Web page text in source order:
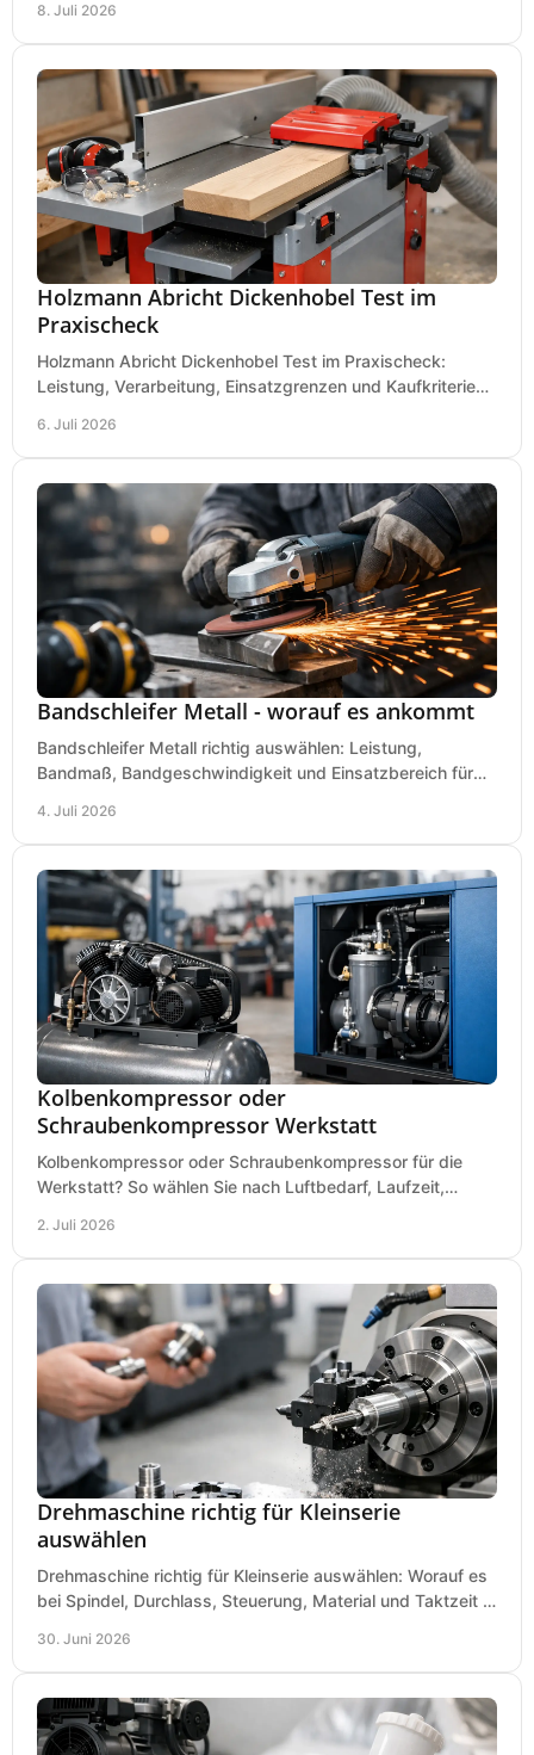
8. Juli 2026
Holzmann Abricht Dickenhobel Test im
Praxischeck
Holzmann Abricht Dickenhobel Test im Praxischeck:
Leistung, Verarbeitung, Einsatzgrenzen und Kaufkriterien
6. Juli 2026
Bandschleifer Metall - worauf es ankommt
Bandschleifer Metall richtig auswählen: Leistung,
Bandmaß, Bandgeschwindigkeit und Einsatzbereich für
4. Juli 2026
Kolbenkompressor oder
Schraubenkompressor Werkstatt
Kolbenkompressor oder Schraubenkompressor für die
Werkstatt? So wählen Sie nach Luftbedarf, Laufzeit,
2. Juli 2026
Drehmaschine richtig für Kleinserie
auswählen
Drehmaschine richtig für Kleinserie auswählen: Worauf es
bei Spindel, Durchlass, Steuerung, Material und Taktzeit in
30. Juni 2026